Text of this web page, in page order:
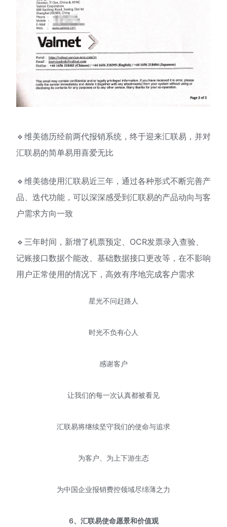
🔹维美德历经前两代报销系统，终于迎来汇联易，并对
汇联易的简单易用喜爱无比
🔹维美德使用汇联易近三年，通过各种形式不断完善产
品、迭代功能，可以深深感受到汇联易的产品动向与客
户需求方向一致
🔹三年时间，新增了机票预定、OCR发票录入查验、
记账接口数据个能改、基础数据接口更改等，在不影响
用户正常使用的情况下，高效有序地完成客户需求
星光不问赶路人
时光不负有心人
感谢客户
让我们的每一次认真都被看见
汇联易将继续坚守我们的使命与追求
为客户、为上下游生态
为中国企业报销费控领域尽绵薄之力
6、汇联易使命愿景和价值观